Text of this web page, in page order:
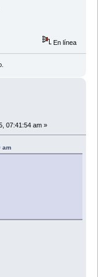
En línea
07:41:54 am »
am